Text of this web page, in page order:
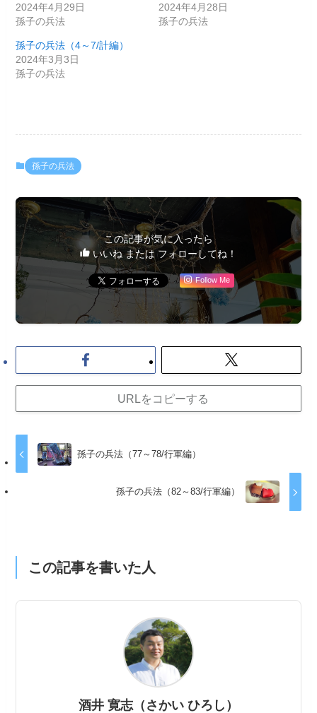
2024年4月29日
孫子の兵法
2024年4月28日
孫子の兵法
孫子の兵法（4～7/計編）
2024年3月3日
孫子の兵法
孫子の兵法
この記事が気に入ったら
いいね または フォローしてね！
Follow Me
URLをコピーする
孫子の兵法（77～78/行軍編）
孫子の兵法（82～83/行軍編）
この記事を書いた人
酒井 寛志（さかい ひろし）